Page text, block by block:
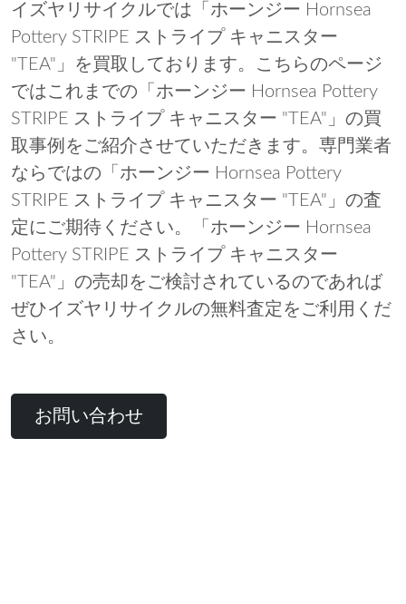
イズヤリサイクルでは「ホーンジー Hornsea
Pottery STRIPE ストライプ キャニスター
"TEA"」を買取しております。こちらのページ
ではこれまでの「ホーンジー Hornsea Pottery
STRIPE ストライプ キャニスター "TEA"」の買
取事例をご紹介させていただきます。専門業者
ならではの「ホーンジー Hornsea Pottery
STRIPE ストライプ キャニスター "TEA"」の査
定にご期待ください。「ホーンジー Hornsea
Pottery STRIPE ストライプ キャニスター
"TEA"」の売却をご検討されているのであれば
ぜひイズヤリサイクルの無料査定をご利用くだ
さい。
お問い合わせ